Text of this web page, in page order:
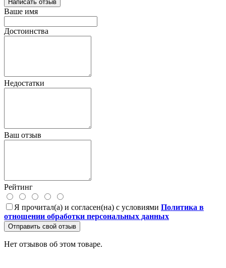
Написать отзыв
Ваше имя
Достоинства
Недостатки
Ваш отзыв
Рейтинг
Я прочитал(а) и согласен(на) с условиями Политика в
отношении обработки персональных данных
Отправить свой отзыв
Нет отзывов об этом товаре.